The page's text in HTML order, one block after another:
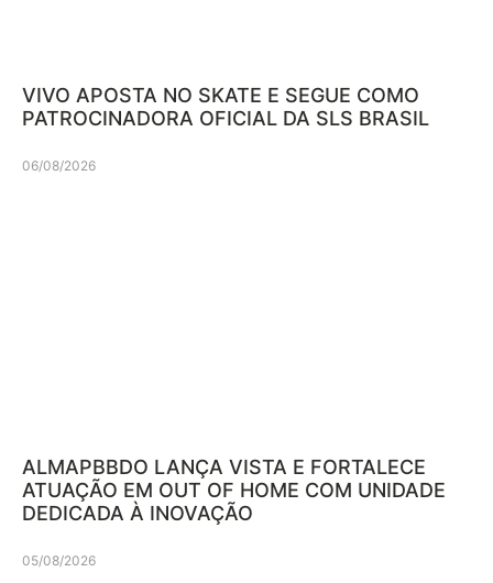
VIVO APOSTA NO SKATE E SEGUE COMO
PATROCINADORA OFICIAL DA SLS BRASIL
06/08/2026
ALMAPBBDO LANÇA VISTA E FORTALECE
ATUAÇÃO EM OUT OF HOME COM UNIDADE
DEDICADA À INOVAÇÃO
05/08/2026